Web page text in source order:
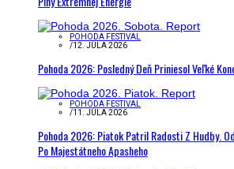
POHODA FESTIVAL
/12. JÚLA 2026
Pohoda 2026: Posledný Deň Priniesol Veľké
POHODA FESTIVAL
/11. JÚLA 2026
Pohoda 2026: Piatok Patril Radosti Z Hudby.
Po Majestátneho Apasheho